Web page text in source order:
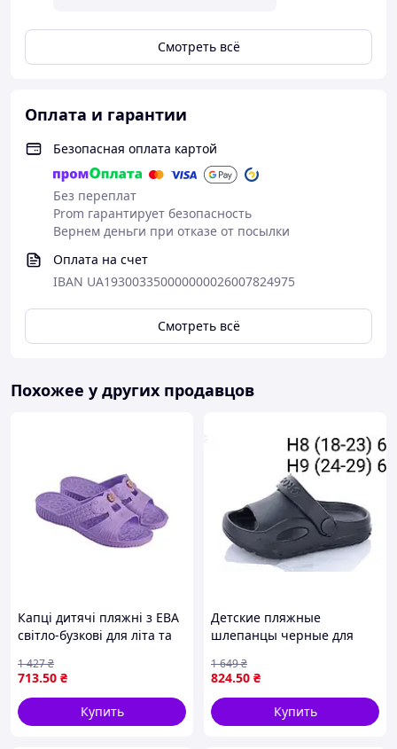
Смотреть всё
Оплата и гарантии
Безопасная оплата картой
Без переплат
Prom гарантирует безопасность
Вернем деньги при отказе от посылки
Оплата на счет
IBAN UA193003350000000026007824975
Смотреть всё
Похожее у других продавцов
Капці дитячі пляжні з ЕВА
світло-бузкові для літа та
арт.TS-59 ТМ GIPANIS
713.50 ₴
1 427₴
Купить
Детские пляжные
шлепанцы черные для
ТМ CROSS 6 пар в упаковке
824.50 ₴
1 649₴
Купить